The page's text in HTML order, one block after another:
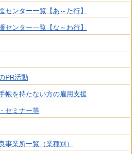
センター一覧【あ～た行】
センター一覧【な～わ行】
PR活動
帳を持たない方の雇用支援
セミナー等
事業所一覧（業種別）